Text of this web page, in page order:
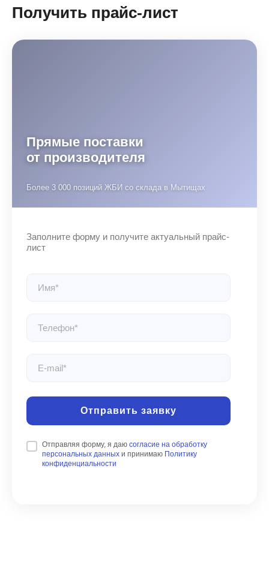
Получить прайс-лист
Отправить заявку
Отправляя форму, я даю согласие на обработку
персональных данных и принимаю Политику
конфиденциальности